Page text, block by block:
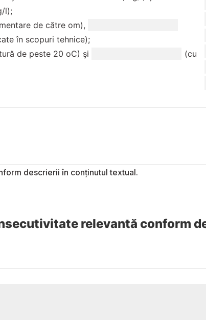
descrierii în conținutul textual.